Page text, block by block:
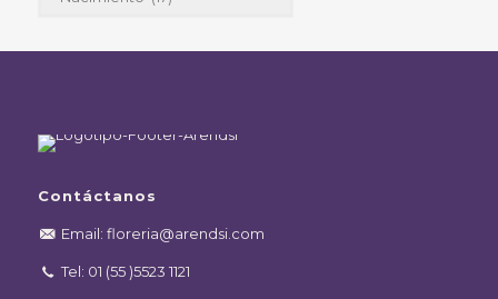
Contáctanos
Email: floreria@arendsi.com
Tel: 01 (55 )5523 1121